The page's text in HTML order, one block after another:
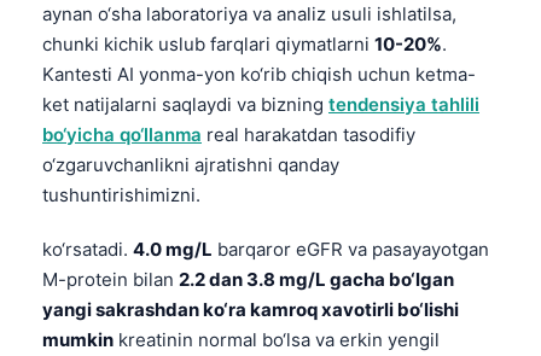
aynan o‘sha laboratoriya va analiz usuli ishlatilsa,
chunki kichik uslub farqlari qiymatlarni 10-20%.
Kantesti AI yonma-yon ko‘rib chiqish uchun ketma-
ket natijalarni saqlaydi va bizning tendensiya tahlili
bo‘yicha qo‘llanma real harakatdan tasodifiy
o‘zgaruvchanlikni ajratishni qanday
tushuntirishimizni.
ko‘rsatadi. 4.0 mg/L barqaror eGFR va pasayayotgan
M-protein bilan 2.2 dan 3.8 mg/L gacha bo‘lgan
yangi sakrashdan ko‘ra kamroq xavotirli bo‘lishi
mumkin kreatinin normal bo‘lsa va erkin yengil
Español
Português
Ελληνικά
简体中文
فارسی
Dansk